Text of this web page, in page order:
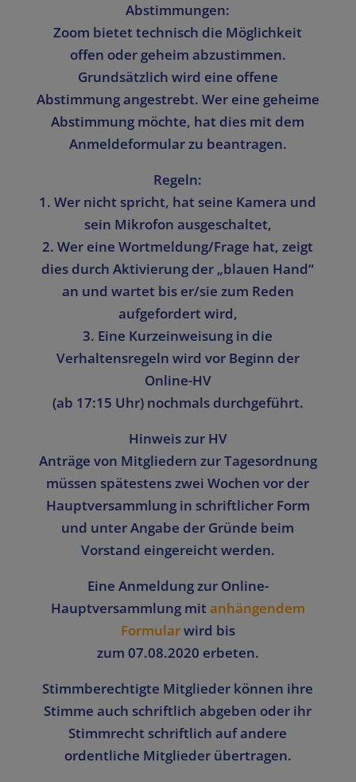
Abstimmungen:
Zoom bietet technisch die Möglichkeit
offen oder geheim abzustimmen.
Grundsätzlich wird eine offene
Abstimmung angestrebt. Wer eine geheime
Abstimmung möchte, hat dies mit dem
Anmeldeformular zu beantragen.
Regeln:
1.Wer nicht spricht, hat seine Kamera und
sein Mikrofon ausgeschaltet,
2. Wer eine Wortmeldung/Frage hat, zeigt
dies durch Aktivierung der „blauen Hand“
an und wartet bis er/sie zum Reden
aufgefordert wird,
3. Eine Kurzeinweisung in die
Verhaltensregeln wird vor Beginn der
Online-HV
(ab 17:15 Uhr)nochmals durchgeführt.
Hinweis zur HV
Anträge von Mitgliedern zur Tagesordnung
müssen spätestens zwei Wochen vor der
Hauptversammlung in schriftlicher Form
und unter Angabe der Gründe beim
Vorstand eingereicht werden.
Eine Anmeldung zur Online-
Hauptversammlung mit anhängendem
Formularwird bis
zum 07.08.2020 erbeten.
Stimmberechtigte Mitglieder können ihre
Stimme auch schriftlich abgeben oder ihr
Stimmrecht schriftlich auf andere
ordentliche Mitglieder übertragen.